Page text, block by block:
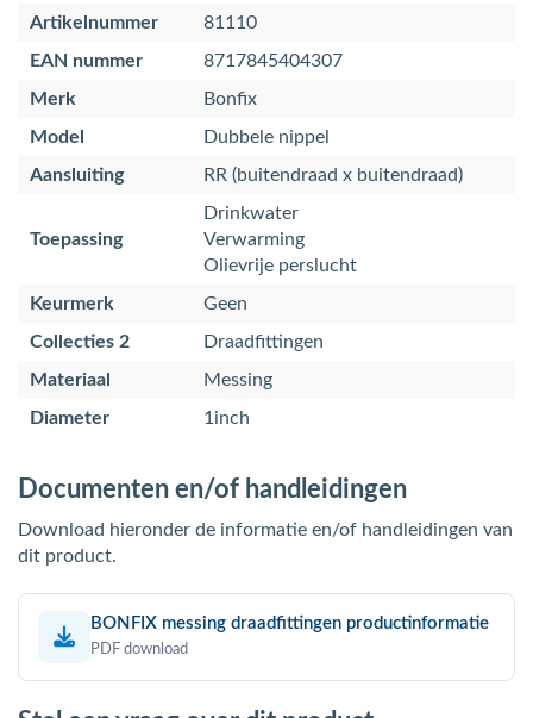
Artikelnummer
81110
EAN nummer
8717845404307
Merk
Bonfix
Model
Dubbele nippel
Aansluiting
RR (buitendraad x buitendraad)
Toepassing
Drinkwater
Verwarming
Olievrije perslucht
Keurmerk
Geen
Collecties 2
Draadfittingen
Materiaal
Messing
Diameter
1inch
Documenten en/of handleidingen
Download hieronder de informatie en/of handleidingen van
dit product.
BONFIX messing draadfittingen productinformatie
PDF download